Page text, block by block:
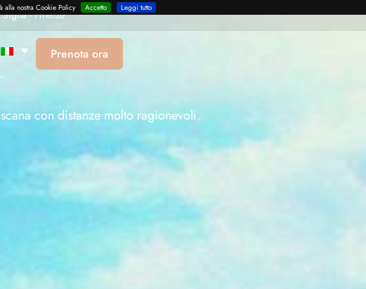
nostra Cookie Policy Accetto Leggi tutto
- Firenze
Prenota ora
con distanze molto ragionevoli.